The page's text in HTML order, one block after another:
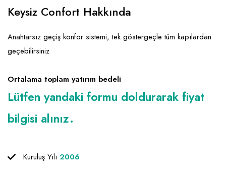
Ev Hizmetleri
Sağlık Güzellik
Market FMGC - Katlı Mağaza
Mobilya ve Ev Tekstili
Takı
Yapı Malzemesi - Hırdavat
Gayrimenkul
Gıda ve Sarf Malzemeleri
Giyim - Aksesuar
Hukuk - Marka - Patent ve Tercüme
Isıtma - Soğutma ve Havalandırma
Mali Kayıt ve Denetim
Keysiz Confort Hakkında
Anahtarsız geçiş konfor sistemi, tek göstergeçle tüm kapılardan
geçebilirsiniz
Ortalama toplam yatırım bedeli
Lütfen yandaki formu doldurarak fiyat
bilgisi alınız.
Kuruluş Yılı 2006